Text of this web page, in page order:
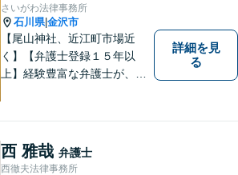
さいがわ法律事務所
石川県|金沢市
【尾山神社、近江町市場近
く】【弁護士登録１５年以
上】経験豊富な弁護士が、誠
詳細を見
る
西 雅哉 弁護士
西徹夫法律事務所